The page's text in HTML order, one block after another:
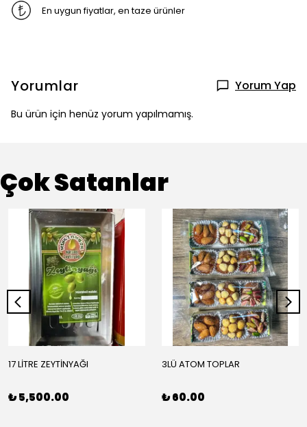
En uygun fiyatlar, en taze ürünler
Yorumlar Yorum Yap
Bu ürün için henüz yorum yapılmamış.
Çok Satanlar
17 LİTRE ZEYTİNYAĞI
₺ 5,500.00
3LÜ ATOM TOPLAR
₺ 60.00